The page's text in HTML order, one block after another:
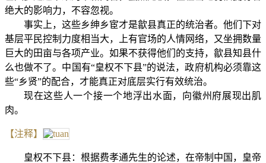
绝大的影响力，不容忽视。
事实上，这些乡绅乡宦才是歙县真正的统治者。他们下对
基层平民控制力度相当大，上有官场的人情网络，又坐拥数量
巨大的田亩与各项产业。如果不获得他们的支持，歙县知县什
么也做不了。中国有“皇权不下县”的说法，政府机构必须靠这
些“乡贤”的配合，才能真正对底层实行有效统治。
现在这些人一个接一个地浮出水面，向徽州府展现出肌
肉。
【注释】
皇权不下县：根据费孝通先生的论述，在帝制中国，皇帝